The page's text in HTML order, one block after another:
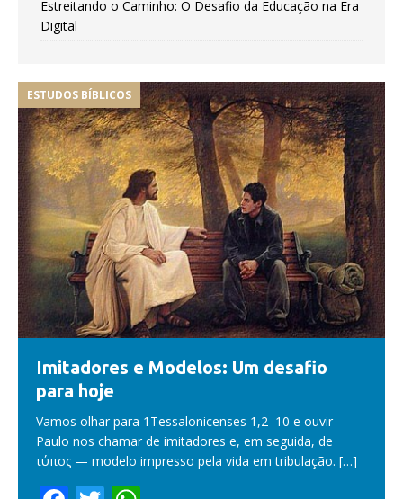
Estreitando o Caminho: O Desafio da Educação na Era
Digital
ESTUDOS BÍBLICOS
Imitadores e Modelos: Um desafio
para hoje
Vamos olhar para 1Tessalonicenses 1,2–10 e ouvir
Paulo nos chamar de imitadores e, em seguida, de
τύπος — modelo impresso pela vida em tribulação. […]